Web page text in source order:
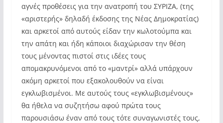
αγνές προθέσεις για την ανατροπή του ΣΥΡΙΖΑ, (της
«αριστερής» δηλαδή έκδοσης της Νέας Δημοκρατίας)
και αρκετοί από αυτούς είδαν την κωλοτούμπα και
την απάτη και ήδη κάποιοι διαχώρισαν την θέση
τους μένοντας πιστοί στις ιδέες τους
απομακρυνόμενοι από το «μαντρί» αλλά υπάρχουν
ακόμη αρκετοί που εξακολουθούν να είναι
εγκλωβισμένοι. Με αυτούς τους «εγκλωβισμένους»
θα ήθελα να συζητήσω αφού πρώτα τους
παρουσιάσω έναν από τους τότε συναγωνιστές τους,